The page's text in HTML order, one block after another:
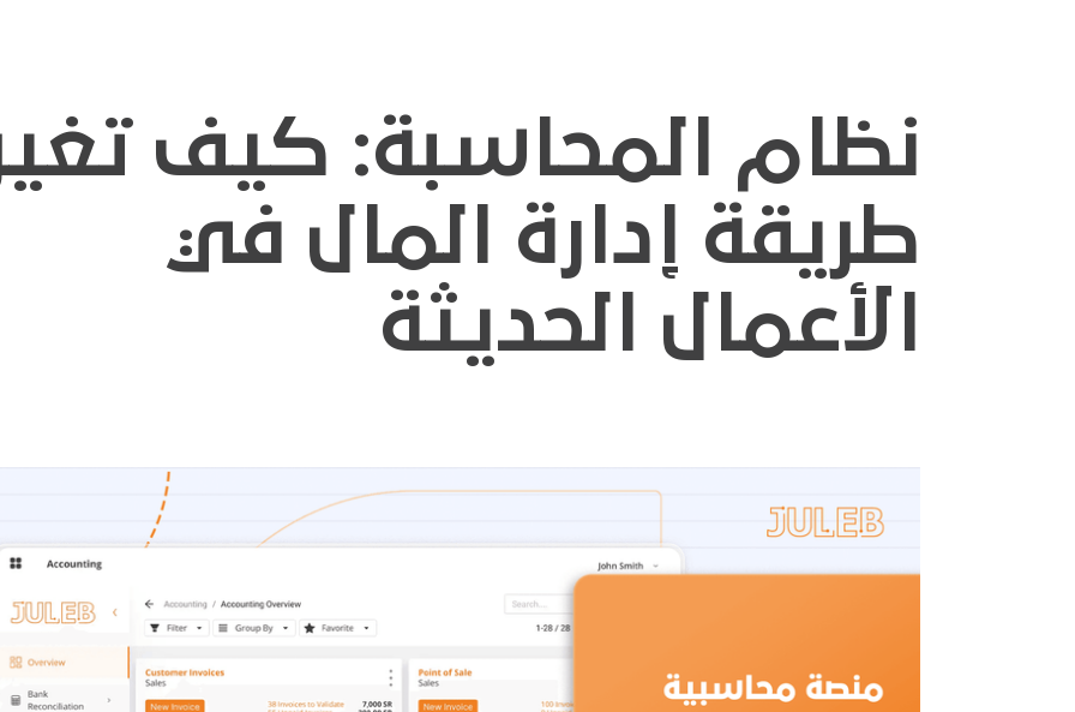
نظام المحاسبة: كيف
طريقة إدارة المال في
الأعمال الحديثة